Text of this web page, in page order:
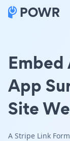
Embed
App
Site
A Stripe Link